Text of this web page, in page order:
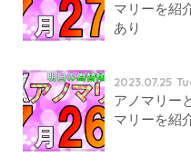
マリーを紹
あり
2023.07.25
アノマリー
マリーを紹